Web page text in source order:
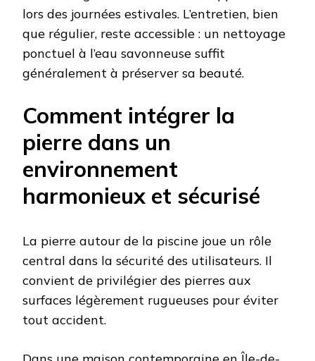
lors des journées estivales. L’entretien, bien
que régulier, reste accessible : un nettoyage
ponctuel à l’eau savonneuse suffit
généralement à préserver sa beauté.
Comment intégrer la
pierre dans un
environnement
harmonieux et sécurisé
La pierre autour de la piscine joue un rôle
central dans la sécurité des utilisateurs. Il
convient de privilégier des pierres aux
surfaces légèrement rugueuses pour éviter
tout accident.